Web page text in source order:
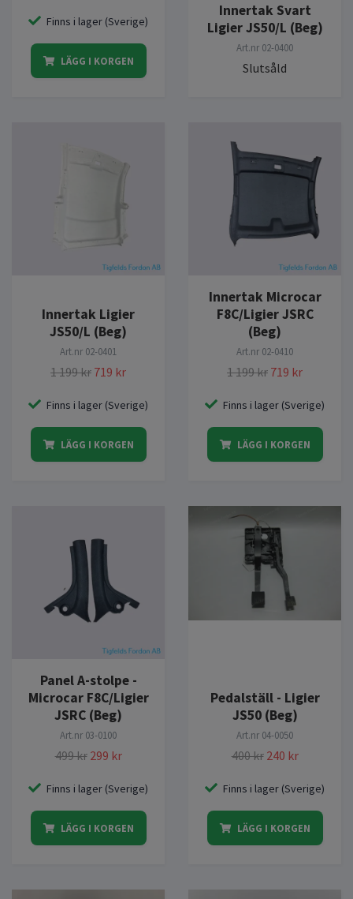
Finns i lager (Sverige)
LÄGG I KORGEN
Innertak Svart
Ligier JS50/L (Beg)
Art.nr 02-0400
Slutsåld
Innertak Ligier
JS50/L (Beg)
Art.nr 02-0401
1 199 kr 719 kr
Finns i lager (Sverige)
LÄGG I KORGEN
Innertak Microcar
F8C/Ligier JSRC
(Beg)
Art.nr 02-0410
1 199 kr 719 kr
Finns i lager (Sverige)
LÄGG I KORGEN
Panel A-stolpe -
Microcar F8C/Ligier
JSRC (Beg)
Art.nr 03-0100
499 kr 299 kr
Finns i lager (Sverige)
LÄGG I KORGEN
Pedalställ - Ligier
JS50 (Beg)
Art.nr 04-0050
400 kr 240 kr
Finns i lager (Sverige)
LÄGG I KORGEN